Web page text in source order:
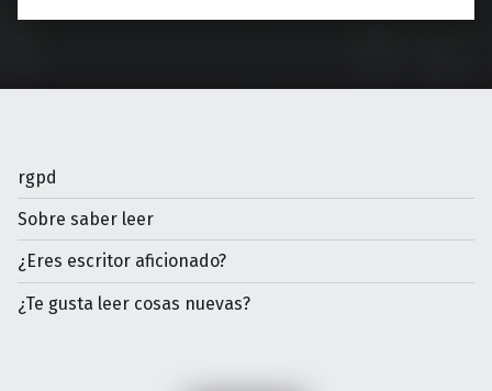
rgpd
Sobre saber leer
¿Eres escritor aficionado?
¿Te gusta leer cosas nuevas?